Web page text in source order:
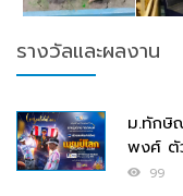
รางวัลและผลงาน
ม.ทักษิ
พงศ์ ตั
99